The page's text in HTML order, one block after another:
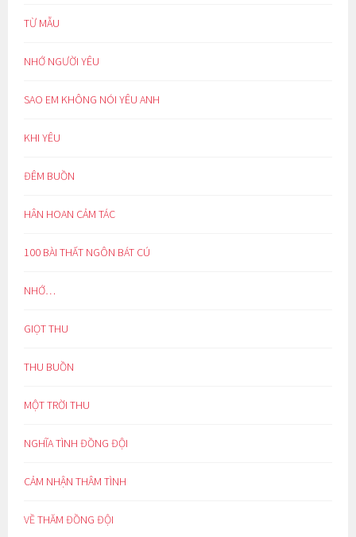
TỪ MẪU
NHỚ NGƯỜI YÊU
SAO EM KHÔNG NÓI YÊU ANH
KHI YÊU
ĐÊM BUỒN
HÂN HOAN CẢM TÁC
100 BÀI THẤT NGÔN BÁT CÚ
NHỚ…
GIỌT THU
THU BUỒN
MỘT TRỜI THU
NGHĨA TÌNH ĐỒNG ĐỘI
CẢM NHẬN THÂM TÌNH
VỀ THĂM ĐỒNG ĐỘI